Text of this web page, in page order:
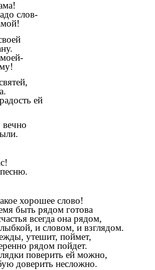
слов-
ей
хорошее слово!
быть рядом готова
всегда она рядом,
и словом, и взглядом.
утешит, поймет,
рядом пойдет.
поверить ей можно,
доверить несложно.